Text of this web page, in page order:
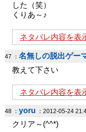
した（笑）
くりあ～♪
ネタバレ内容を表
47 ： 名無しの脱出ゲー
教えて下さい
ネタバレ内容を表
48 ： yoru ：2012-05-24
クリア～(^^*)